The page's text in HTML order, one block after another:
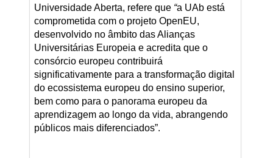
Universidade Aberta, refere que “a UAb está
comprometida com o projeto OpenEU,
desenvolvido no âmbito das Alianças
Universitárias Europeia e acredita que o
consórcio europeu contribuirá
significativamente para a transformação digital
do ecossistema europeu do ensino superior,
bem como para o panorama europeu da
aprendizagem ao longo da vida, abrangendo
públicos mais diferenciados”.